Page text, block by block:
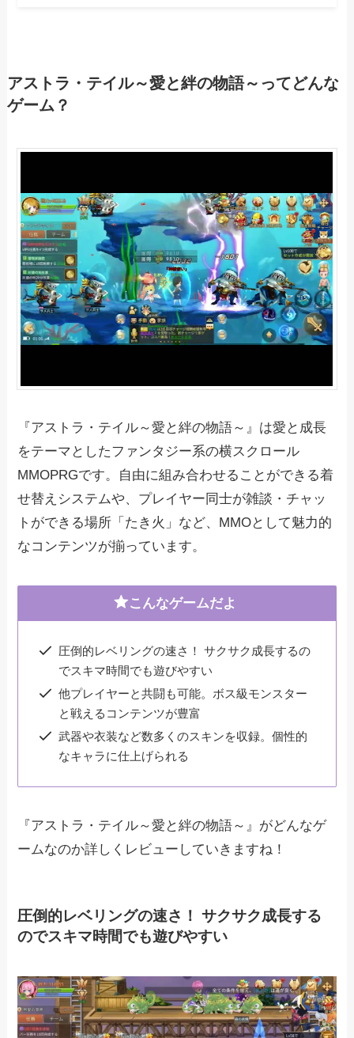
アストラ・テイル～愛と絆の物語～ってどんな
ゲーム？
『アストラ・テイル～愛と絆の物語～』は愛と成長
をテーマとしたファンタジー系の横スクロール
MMOPRGです。自由に組み合わせることができる着
せ替えシステムや、プレイヤー同士が雑談・チャッ
トができる場所「たき火」など、MMOとして魅力的
なコンテンツが揃っています。
こんなゲームだよ
圧倒的レベリングの速さ！ サクサク成長するの
でスキマ時間でも遊びやすい
他プレイヤーと共闘も可能。ボス級モンスター
と戦えるコンテンツが豊富
武器や衣装など数多くのスキンを収録。個性的
なキャラに仕上げられる
『アストラ・テイル～愛と絆の物語～』がどんなゲ
ームなのか詳しくレビューしていきますね！
圧倒的レベリングの速さ！ サクサク成長する
のでスキマ時間でも遊びやすい